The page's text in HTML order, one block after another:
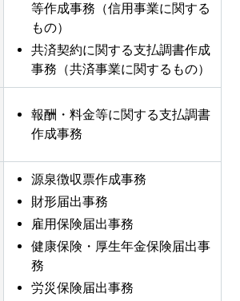
等作成事務（信用事業に関する
もの）
共済契約に関する支払調書作成
事務（共済事業に関するもの）
報酬・料金等に関する支払調書
作成事務
源泉徴収票作成事務
財形届出事務
雇用保険届出事務
健康保険・厚生年金保険届出事
務
労災保険届出事務